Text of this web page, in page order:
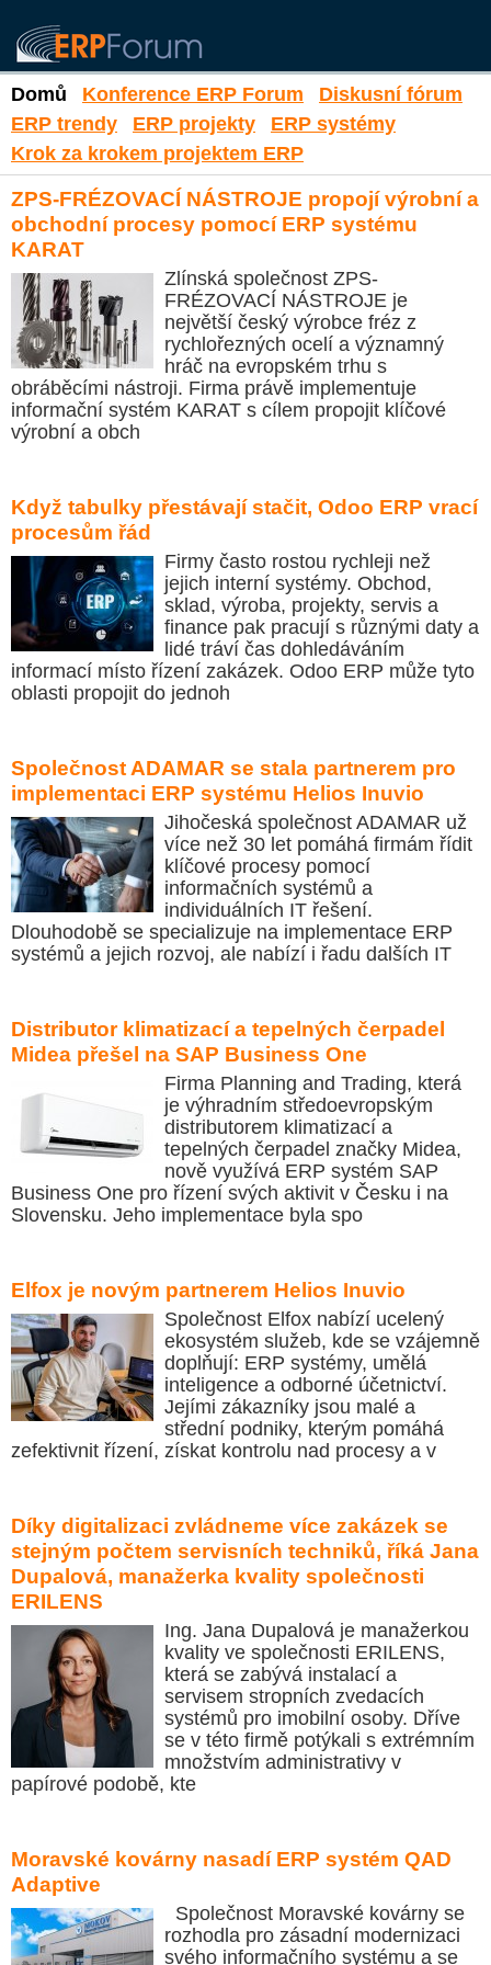
Domů Konference ERP Forum
Diskusní fórum
ERP trendy
ERP projekty
ERP systémy
Krok za krokem projektem ERP
ZPS-FRÉZOVACÍ NÁSTROJE propojí výrobní a
obchodní procesy pomocí ERP systému
KARAT
Zlínská společnost ZPS-
FRÉZOVACÍ NÁSTROJE je
největší český výrobce fréz z
rychlořezných ocelí a významný
hráč na evropském trhu s
obráběcími nástroji. Firma právě implementuje
informační systém KARAT s cílem propojit klíčové
výrobní a obch
Když tabulky přestávají stačit, Odoo ERP vrací
procesům řád
Firmy často rostou rychleji než
jejich interní systémy. Obchod,
sklad, výroba, projekty, servis a
finance pak pracují s různými daty a
lidé tráví čas dohledáváním
informací místo řízení zakázek. Odoo ERP může tyto
oblasti propojit do jednoh
Společnost ADAMAR se stala partnerem pro
implementaci ERP systému Helios Inuvio
Jihočeská společnost ADAMAR už
více než 30 let pomáhá firmám řídit
klíčové procesy pomocí
informačních systémů a
individuálních IT řešení.
Dlouhodobě se specializuje na implementace ERP
systémů a jejich rozvoj, ale nabízí i řadu dalších IT
Distributor klimatizací a tepelných čerpadel
Midea přešel na SAP Business One
Firma Planning and Trading, která
je výhradním středoevropským
distributorem klimatizací a
tepelných čerpadel značky Midea,
nově využívá ERP systém SAP
Business One pro řízení svých aktivit v Česku i na
Slovensku. Jeho implementace byla spo
Elfox je novým partnerem Helios Inuvio
Společnost Elfox nabízí ucelený
ekosystém služeb, kde se vzájemně
doplňují: ERP systémy, umělá
inteligence a odborné účetnictví.
Jejími zákazníky jsou malé a
střední podniky, kterým pomáhá
zefektivnit řízení, získat kontrolu nad procesy a v
Díky digitalizaci zvládneme více zakázek se
stejným počtem servisních techniků, říká Jana
Dupalová, manažerka kvality společnosti
ERILENS
Ing. Jana Dupalová je manažerkou
kvality ve společnosti ERILENS,
která se zabývá instalací a
servisem stropních zvedacích
systémů pro imobilní osoby. Dříve
se v této firmě potýkali s extrémním
množstvím administrativy v
papírové podobě, kte
Moravské kovárny nasadí ERP systém QAD
Adaptive
Společnost Moravské kovárny se
rozhodla pro zásadní modernizaci
svého informačního systému a se